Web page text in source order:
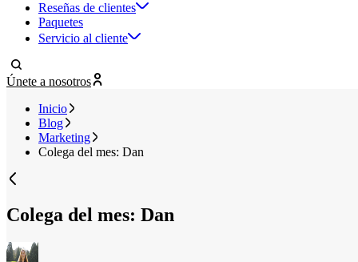
Reseñas de clientes
Paquetes
Servicio al cliente
Únete a nosotros
Inicio
Blog
Marketing
Colega del mes: Dan
Colega del mes: Dan